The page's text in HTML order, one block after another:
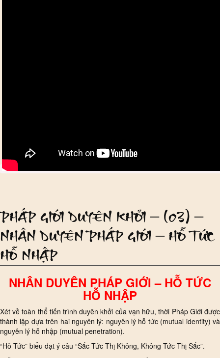
PHÁP GIỚI DUYÊN KHỞI – (03) –
NHÂN DUYÊN PHÁP GIỚI – HỖ TỨC
HỖ NHẬP
NHÂN DUYÊN PHÁP GIỚI – HỖ TỨC
HỖ NHẬP
Xét về toàn thể tiến trình duyên khởi của vạn hữu, thời Pháp Giới được
thành lập dựa trên hai nguyên lý: nguyên lý hỗ tức (mutual identity) và
nguyên lý hỗ nhập (mutual penetration).
“Hỗ Tức” biểu đạt ý câu “Sắc Tức Thị Không, Không Tức Thị Sắc”.